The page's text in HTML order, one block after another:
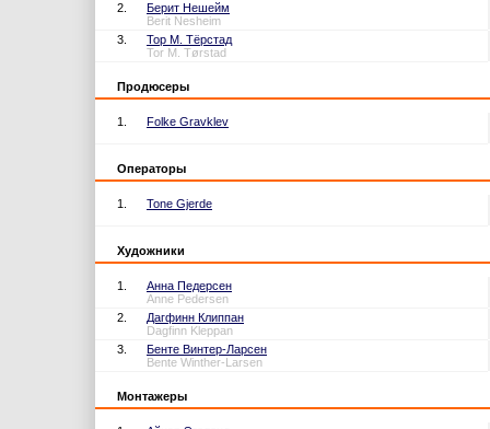
2.
Берит Нешейм
Berit Nesheim
3.
Тор М. Тёрстад
Tor M. Tørstad
Продюсеры
1. Folke Gravklev
Операторы
1. Tone Gjerde
Художники
1.
Анна Педерсен
Anne Pedersen
2.
Дагфинн Клиппан
Dagfinn Kleppan
3.
Бенте Винтер-Ларсен
Bente Winther-Larsen
Монтажеры